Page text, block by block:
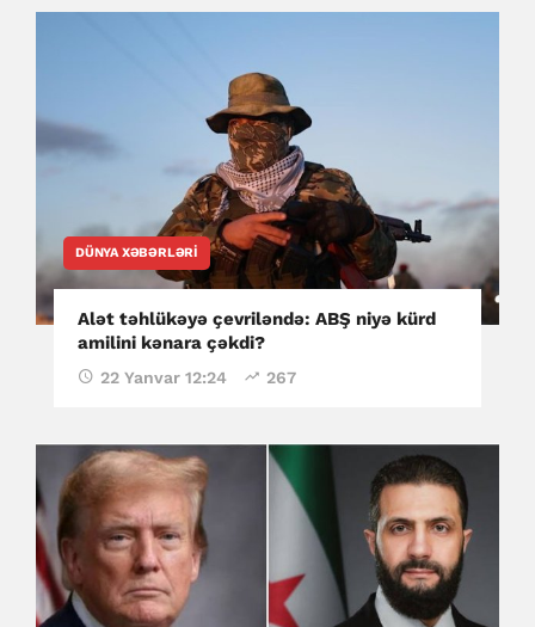
DÜNYA XƏBƏRLƏRI
Alət təhlükəyə çevriləndə: ABŞ niyə kürd
amilini kənara çəkdi?
22 Yanvar 12:24 267